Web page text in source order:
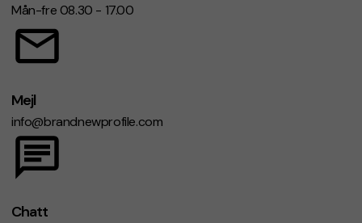
Mån-fre 08.30 - 17.00
Mejl
info@brandnewprofile.com
Chatt